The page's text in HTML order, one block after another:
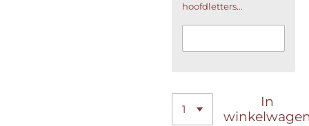
hoofdletters...
In